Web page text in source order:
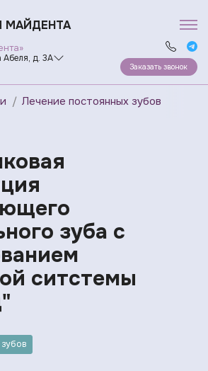
МАЙДЕНТА
Абеля, д. 3А
Заказать звонок
Лечение постоянных зубов
зуба с
ситстемы